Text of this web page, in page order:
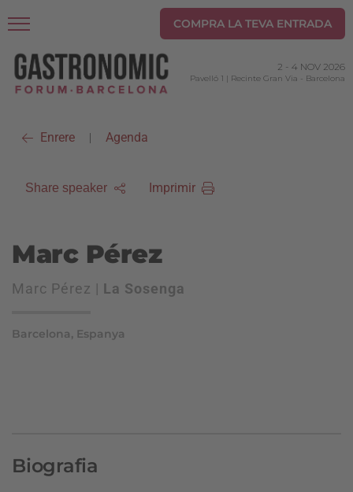
COMPRA LA TEVA ENTRADA
2 - 4 NOV 2026
Pavelló 1 | Recinte Gran Via - Barcelona
Enrere | Agenda
Share speaker Imprimir
Marc Pérez
Marc Pérez | La Sosenga
Barcelona, Espanya
Biografia